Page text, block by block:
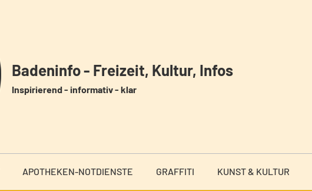
Badeninfo - Freizeit, Kultur, Infos
Inspirierend - informativ - klar
APOTHEKEN-NOTDIENSTE GRAFFITI KUNST & KULTUR